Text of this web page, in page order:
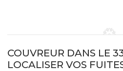
COUVREUR DANS LE
LOCALISER VOS